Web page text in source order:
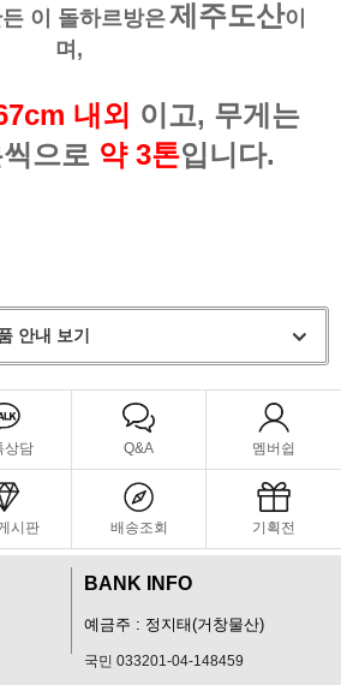
이 돌하르방은제주도산이
며,
7cm 내외 이고, 무게는
으로 약 3톤입니다.
안내 보기
상담 Q&A 멤버쉽
시판 배송조회 기획전
BANK INFO
예금주 : 정지태(거창물산)
국민 033201-04-148459